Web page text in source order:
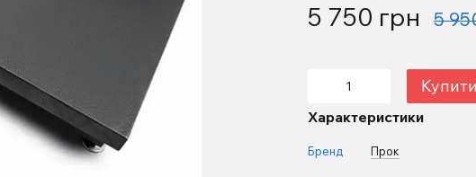
5 750 грн 5
Купити
Характеристики
Бренд Прок